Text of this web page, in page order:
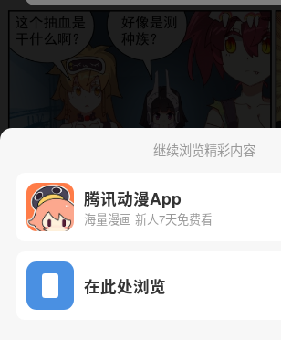
下一话
继续浏览精彩内容
腾讯动漫App
海量漫画 新人7天免费看
在此处浏览